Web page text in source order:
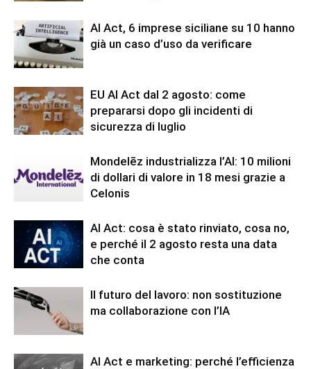
AI Act, 6 imprese siciliane su 10 hanno
già un caso d’uso da verificare
EU AI Act dal 2 agosto: come
prepararsi dopo gli incidenti di
sicurezza di luglio
Mondelēz industrializza l’AI: 10 milioni
di dollari di valore in 18 mesi grazie a
Celonis
AI Act: cosa è stato rinviato, cosa no,
e perché il 2 agosto resta una data
che conta
Il futuro del lavoro: non sostituzione
ma collaborazione con l’IA
AI Act e marketing: perché l’efficienza